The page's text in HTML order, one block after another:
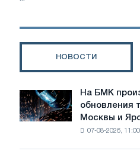
НОВОСТИ
На
БМК
произвели
На БМК
обновления
Москвы и
07-08-2026, 11:00